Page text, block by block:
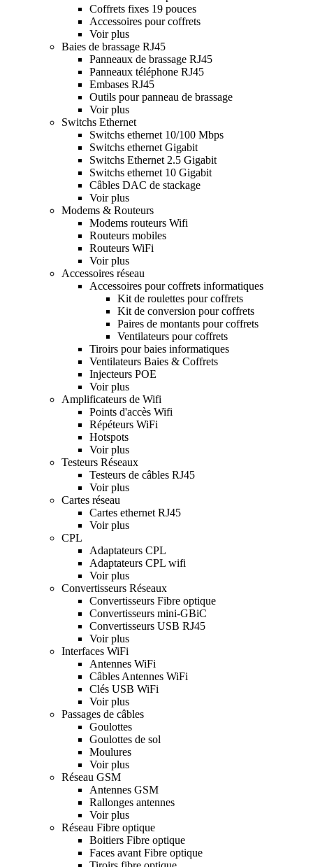
Coffrets fixes 19 pouces
Accessoires pour coffrets
Voir plus
Baies de brassage RJ45
Panneaux de brassage RJ45
Panneaux téléphone RJ45
Embases RJ45
Outils pour panneau de brassage
Voir plus
Switchs Ethernet
Switchs ethernet 10/100 Mbps
Switchs ethernet Gigabit
Switchs Ethernet 2.5 Gigabit
Switchs ethernet 10 Gigabit
Câbles DAC de stackage
Voir plus
Modems & Routeurs
Modems routeurs Wifi
Routeurs mobiles
Routeurs WiFi
Voir plus
Accessoires réseau
Accessoires pour coffrets informatiques
Kit de roulettes pour coffrets
Kit de conversion pour coffrets
Paires de montants pour coffrets
Ventilateurs pour coffrets
Tiroirs pour baies informatiques
Ventilateurs Baies & Coffrets
Injecteurs POE
Voir plus
Amplificateurs de Wifi
Points d'accès Wifi
Répéteurs WiFi
Hotspots
Voir plus
Testeurs Réseaux
Testeurs de câbles RJ45
Voir plus
Cartes réseau
Cartes ethernet RJ45
Voir plus
CPL
Adaptateurs CPL
Adaptateurs CPL wifi
Voir plus
Convertisseurs Réseaux
Convertisseurs Fibre optique
Convertisseurs mini-GBiC
Convertisseurs USB RJ45
Voir plus
Interfaces WiFi
Antennes WiFi
Câbles Antennes WiFi
Clés USB WiFi
Voir plus
Passages de câbles
Goulottes
Goulottes de sol
Moulures
Voir plus
Réseau GSM
Antennes GSM
Rallonges antennes
Voir plus
Réseau Fibre optique
Boitiers Fibre optique
Faces avant Fibre optique